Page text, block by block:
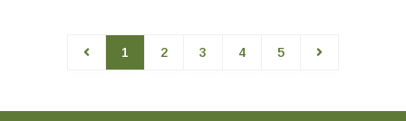
1 2 3 4 5